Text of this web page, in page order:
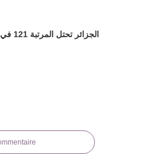
الجزائر تحتل المرتبة 121 في يومها العالمي لحرية الصحافة